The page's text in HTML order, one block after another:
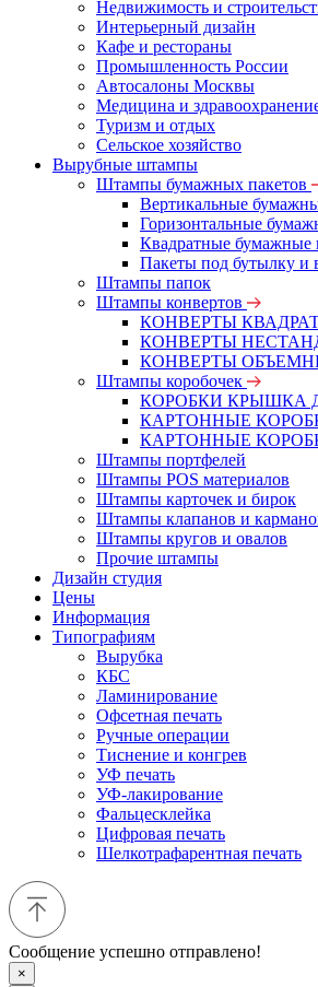
Недвижимость и
Интерьерный дизайн
Кафе и рестораны
Промышленность России
Автосалоны Москвы
Медицина и
Туризм и отдых
Сельское хозяйство
Вырубные штампы
Штампы бумажных пакетов
Вертикальные
Горизонтальные
Квадратные бумажные
Пакеты под бутылку и
Штампы папок
Штампы конвертов
КОНВЕРТЫ
КОНВЕРТЫ
КОНВЕРТЫ
Штампы коробочек
КОРОБКИ КРЫШКА
КАРТОННЫЕ
КАРТОННЫЕ
Штампы портфелей
Штампы POS материалов
Штампы карточек и бирок
Штампы клапанов и
Штампы кругов и овалов
Прочие штампы
Дизайн студия
Цены
Информация
Типографиям
Вырубка
КБС
Ламинирование
Офсетная печать
Ручные операции
Тиснение и конгрев
УФ печать
УФ-лакирование
Фальцесклейка
Цифровая печать
Шелкотрафарентная печать
Сообщение успешно отправлено!
×